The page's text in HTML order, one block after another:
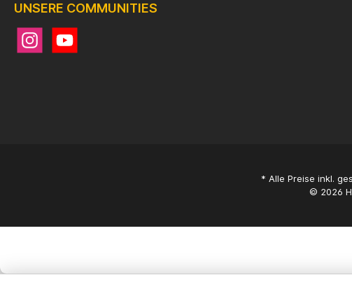
UNSERE COMMUNITIES
* Alle Preise inkl.
© 2026